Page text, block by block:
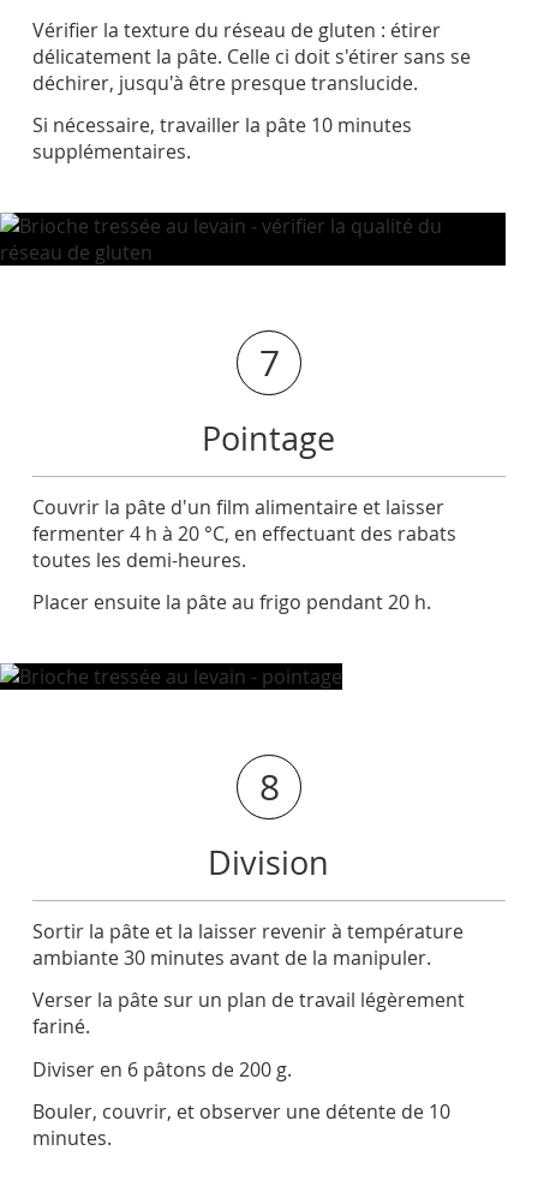
Vérifier la texture du réseau de gluten : étirer
délicatement la pâte. Celle ci doit s'étirer sans se
déchirer, jusqu'à être presque translucide.
Si nécessaire, travailler la pâte 10 minutes
supplémentaires.
7
Pointage
Couvrir la pâte d'un film alimentaire et laisser
fermenter 4 h à 20 °C, en effectuant des rabats
toutes les demi-heures.
Placer ensuite la pâte au frigo pendant 20 h.
8
Division
Sortir la pâte et la laisser revenir à température
ambiante 30 minutes avant de la manipuler.
Verser la pâte sur un plan de travail légèrement
fariné.
Diviser en 6 pâtons de 200 g.
Bouler, couvrir, et observer une détente de 10
minutes.